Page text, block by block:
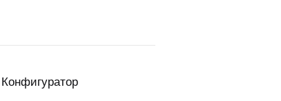
Конфигуратор